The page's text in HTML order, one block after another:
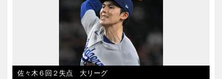
佐々木６回２失点 大リーグ